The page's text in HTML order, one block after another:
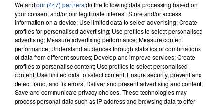
23 juillet 2026
INCENDIE MORTEL À LENS : UNE FEMME ET
SON BÉBÉ ENTRE LA VIE ET LA...
Un homme s'est immolé par le feu après avoir
aspergé sa compagne et leur bébé de trois mois
d'un liquide inflammable.
We and our (447) partnersdo the following data processing based on
your consent and/or our legitimate interest: Store and/or access
information on a device; Use limited data to select advertising; Create
profiles for personalised advertising; Use profiles to select personalised
advertising; Measure advertising performance; Measure content
performance; Understand audiences through statistics or combinations
of data from different sources; Develop and improve services; Create
profiles to personalise content; Use profiles to select personalised
content; Use limited data to select content; Ensure security, prevent and
detect fraud, and fix errors; Deliver and present advertising and content;
Save and communicate privacy choices. These technologies may
process personal data such as IP address and browsing data to offer